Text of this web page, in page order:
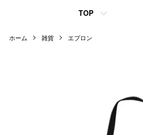
TOP
ホーム 雑貨 エプロン